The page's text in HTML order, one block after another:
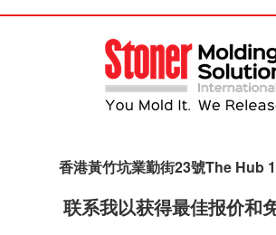
香港黃竹坑業勤街23號The Hub
联系我以获得最佳报价和